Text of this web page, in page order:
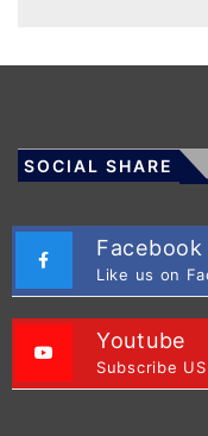
SOCIAL SHARE
Facebook
Like us on
Youtube
Subscribe US